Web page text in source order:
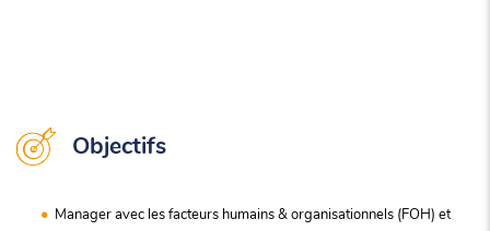
Objectifs
Manager avec les facteurs humains & organisationnels (FOH) et